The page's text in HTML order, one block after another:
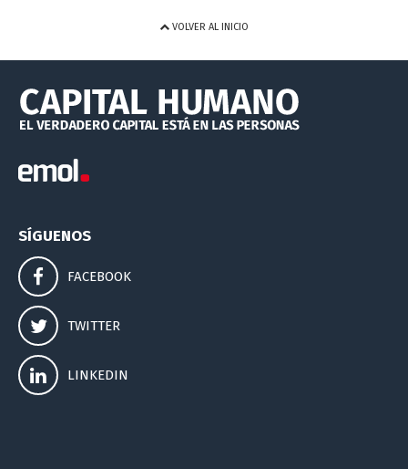
VOLVER AL INICIO
SÍGUENOS
FACEBOOK
TWITTER
LINKEDIN